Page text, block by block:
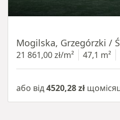
Mogilska, Grzegórzki /
21 861,00 zł/m² 47,1 m²
або від4520,28 zł